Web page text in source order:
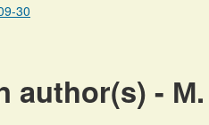
30
author(s) -